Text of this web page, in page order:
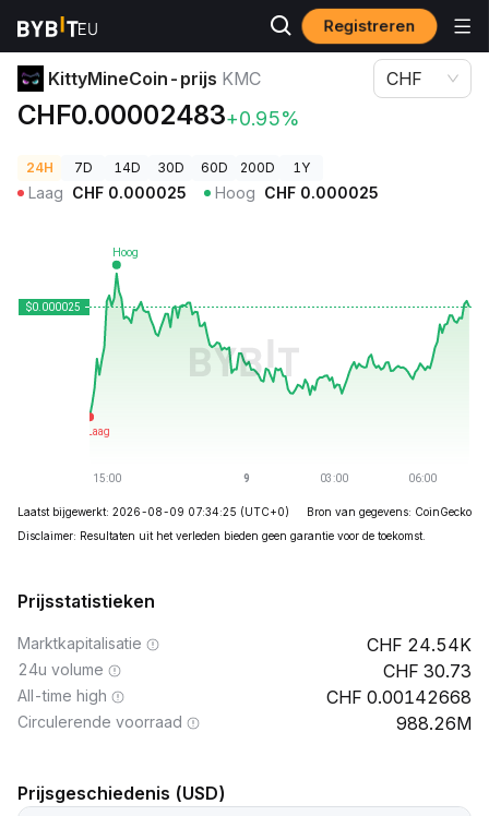
Registreren
Cryptoprijzen KittyMineCoin-prijs KMC
KittyMineCoin-prijs KMC
CHF0.00002483+0.95%
CHF
24H 7D 14D 30D 60D 200D 1Y
Laag CHF 0.000025 Hoog CHF 0.000025
Laatst bijgewerkt: 2026-08-09 07:34:25 (UTC+0)
Bron van gegevens: CoinGecko
Disclaimer: Resultaten uit het verleden bieden geen garantie voor de toekomst.
Prijsstatistieken
Marktkapitalisatie 24.54K
24u volume 30.73
All-time high 0.00142668
Circulerende voorraad 988.26M
Prijsgeschiedenis (USD)